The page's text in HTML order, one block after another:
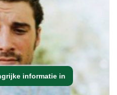
informatie in